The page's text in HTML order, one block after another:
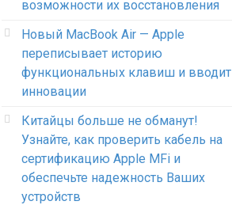
возможности их восстановления
Новый MacBook Air — Apple
переписывает историю
функциональных клавиш и вводит
инновации
Китайцы больше не обманут!
Узнайте, как проверить кабель на
сертификацию Apple MFi и
обеспечьте надежность Ваших
устройств